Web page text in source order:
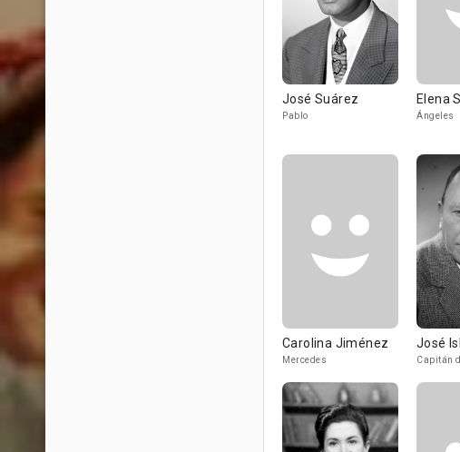
José Suárez
Pablo
Elena
Ángeles
Carolina Jiménez
Mercedes
José
Capitán